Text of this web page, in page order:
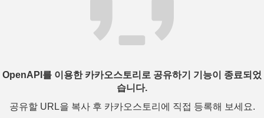
OpenAPI를 이용한 카카오스토리로 공유하기 기능이 종료되었
습니다.
공유할 URL을 복사 후 카카오스토리에 직접 등록해 보세요.